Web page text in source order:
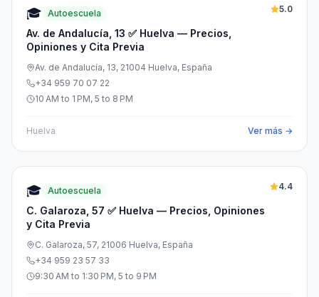
🎓 Autoescuela
Av. de Andalucía, 13 ✅ Huelva — Precios,
Opiniones y Cita Previa
5.0
Av. de Andalucía, 13, 21004 Huelva, España
+34 959 70 07 22
10 AM to 1 PM, 5 to 8 PM
Huelva Ver más →
🎓 Autoescuela
C. Galaroza, 57 ✅ Huelva — Precios, Opiniones
y Cita Previa
4.4
C. Galaroza, 57, 21006 Huelva, España
+34 959 23 57 33
9:30 AM to 1:30 PM, 5 to 9 PM